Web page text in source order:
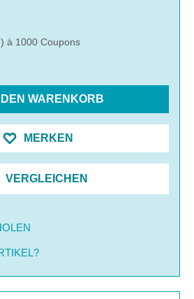
à 1000 Coupons
DEN WARENKORB
MERKEN
VERGLEICHEN